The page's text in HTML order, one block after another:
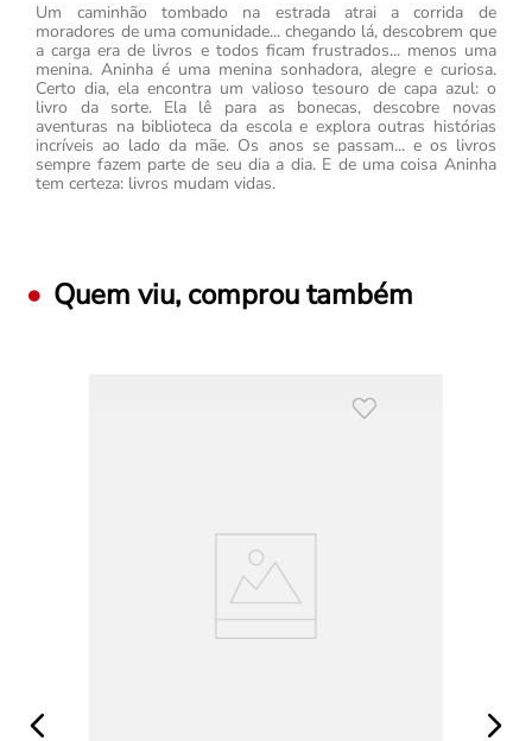
Um caminhão tombado na estrada atrai a corrida de
moradores de uma comunidade... chegando lá, descobrem que
a carga era de livros e todos ficam frustrados... menos uma
menina. Aninha é uma menina sonhadora, alegre e curiosa.
Certo dia, ela encontra um valioso tesouro de capa azul: o
livro da sorte. Ela lê para as bonecas, descobre novas
aventuras na biblioteca da escola e explora outras histórias
incríveis ao lado da mãe. Os anos se passam... e os livros
sempre fazem parte de seu dia a dia. E de uma coisa Aninha
tem certeza: livros mudam vidas.
Quem viu, comprou também